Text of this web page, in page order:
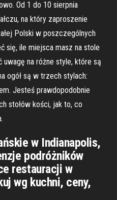
Od 1 do 10 sierpnia
na który zaproszenie
Polski w poszczególnych
się, ile miejsca masz na stole
na różne style, które są
ogół są w trzech stylach:
Jesteś prawdopodobnie
stołów kości, jak to, co
w Indianapolis,
podróżników
restauracji w
wg kuchni, ceny,